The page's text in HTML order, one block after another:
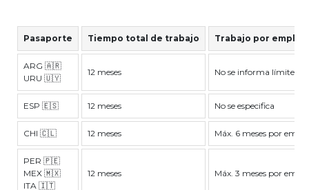
Pasaporte Tiempo total de trabajo Trabajo por
ARG 🇦🇷
URU 🇺🇾
12 meses No se informa límite
ESP 🇪🇸 12 meses No se especifica
CHI 🇨🇱 12 meses Máx. 6 meses por
PER 🇵🇪
MEX 🇲🇽
ITA 🇮🇹
12 meses Máx. 3 meses por